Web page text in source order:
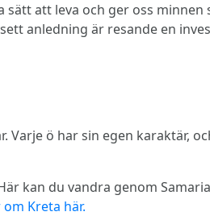
att leva och ger oss minnen
anledning är resande en
Varje ö har sin egen karaktär,
kan du vandra genom
om Kreta här.